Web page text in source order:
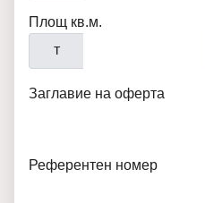
Площ кв.м.
т
Заглавие на оферта
Референтен номер